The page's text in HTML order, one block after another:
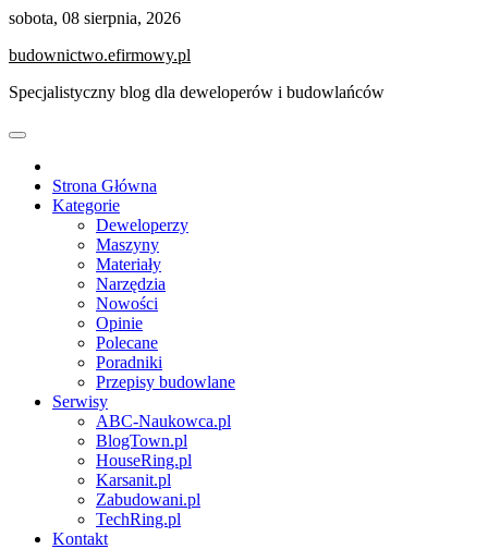
Skip
content
sobota, 08 sierpnia, 2026
budownictwo.efirmowy.pl
Specjalistyczny blog dla deweloperów i budowlańców
Strona Główna
Kategorie
Deweloperzy
Maszyny
Materiały
Narzędzia
Nowości
Opinie
Polecane
Poradniki
Przepisy budowlane
Serwisy
ABC-Naukowca.pl
BlogTown.pl
HouseRing.pl
Karsanit.pl
Zabudowani.pl
TechRing.pl
Kontakt